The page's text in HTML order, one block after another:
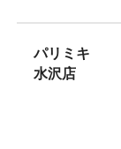
パリミキ
水沢店